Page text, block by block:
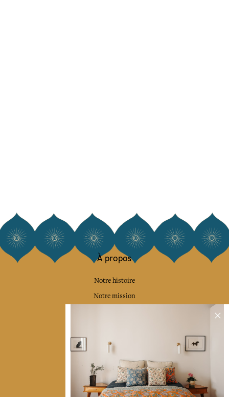
À propos
Notre histoire
Notre mission
Collections
Déco & Linge de maison
Linge de table